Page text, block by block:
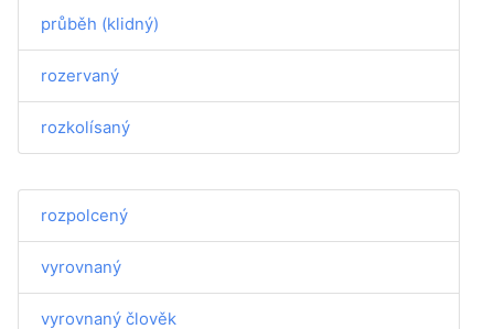
průběh (klidný)
rozervaný
rozkolísaný
rozpolcený
vyrovnaný
vyrovnaný člověk